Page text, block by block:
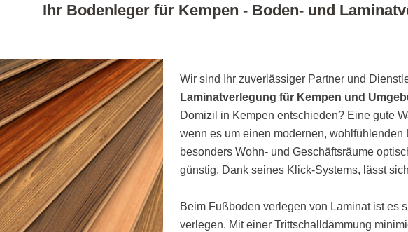
Ihr Bodenleger für Kempen - Boden- und
Wir sind Ihr zuverlässiger Partner und
Laminatverlegung für Kempen und
Domizil in Kempen entschieden? Eine gute
wenn es um einen modernen,
besonders Wohn- und Geschäftsräume
günstig. Dank seines Klick-Systems, lässt
Beim Fußboden verlegen von Laminat ist es
verlegen. Mit einer Trittschalldämmung